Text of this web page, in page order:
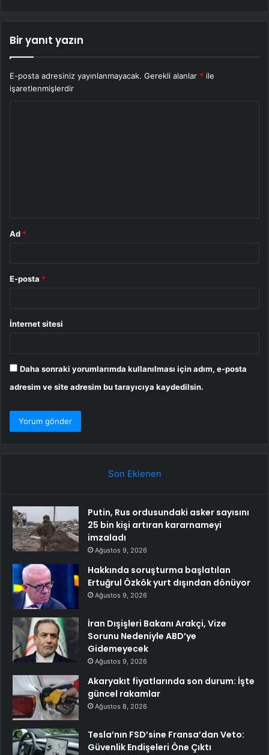
Bir yanıt yazın
E-posta adresiniz yayınlanmayacak. Gerekli alanlar * ile
işaretlenmişlerdir
Ad *
E-posta *
İnternet sitesi
Daha sonraki yorumlarımda kullanılması için adım, e-posta
adresim ve site adresim bu tarayıcıya kaydedilsin.
Son Eklenen
Putin, Rus ordusundaki asker sayısını
25 bin kişi artıran kararnameyi
imzaladı
Ağustos 9, 2026
Hakkında soruşturma başlatılan
Ertuğrul Özkök yurt dışından dönüyor
Ağustos 9, 2026
İran Dışişleri Bakanı Arakçi, Vize
Sorunu Nedeniyle ABD’ye
Gidemeyecek
Ağustos 9, 2026
Akaryakıt fiyatlarında son durum: İşte
güncel rakamlar
Ağustos 8, 2026
Tesla’nın FSD’sine Fransa’dan Veto:
Güvenlik Endişeleri Öne Çıktı